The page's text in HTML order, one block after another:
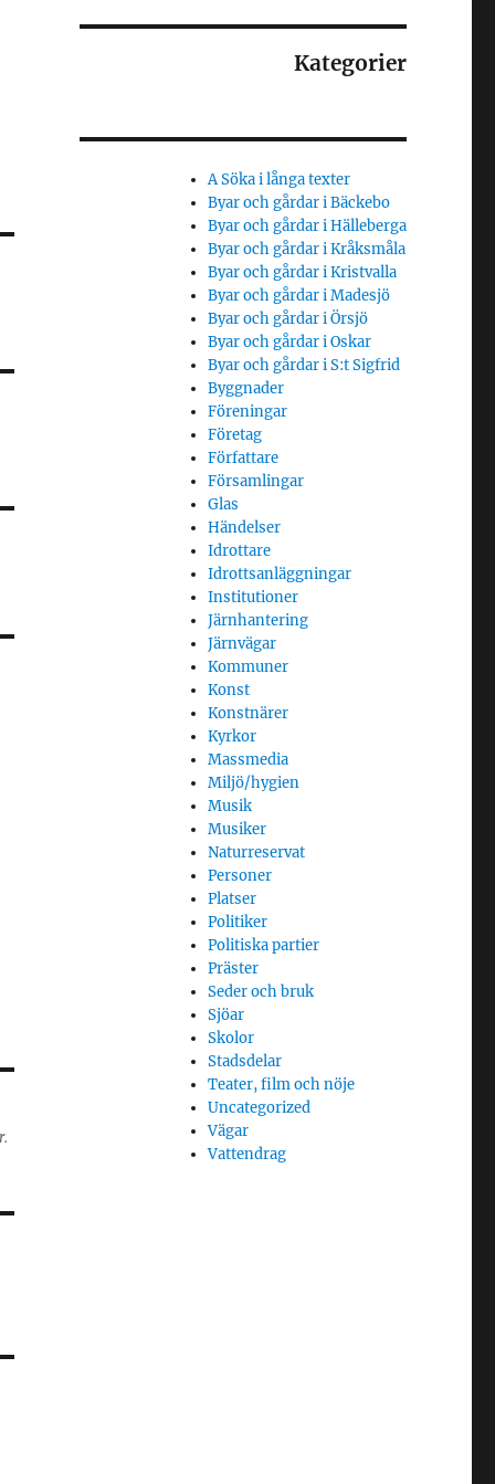
Kategorier
A Söka i långa texter
Byar och gårdar i Bäckebo
Byar och gårdar i Hälleberga
Byar och gårdar i Kråksmåla
Byar och gårdar i Kristvalla
Byar och gårdar i Madesjö
Byar och gårdar i Örsjö
Byar och gårdar i Oskar
Byar och gårdar i S:t Sigfrid
Byggnader
Föreningar
Företag
Författare
Församlingar
Glas
Händelser
Idrottare
Idrottsanläggningar
Institutioner
Järnhantering
Järnvägar
Kommuner
Konst
Konstnärer
Kyrkor
Massmedia
Miljö/hygien
Musik
Musiker
Naturreservat
Personer
Platser
Politiker
Politiska partier
Präster
Seder och bruk
Sjöar
Skolor
Stadsdelar
Teater, film och nöje
Uncategorized
Vägar
Vattendrag